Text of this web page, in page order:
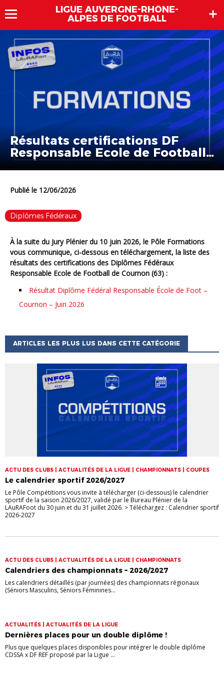
LIGUE AUVERGNE-RHÔNE-
ALPES DE FOOTBALL
Résultats certifications DF
Responsable Ecole de Football
– Juin 2026
Publié le 12/06/2026
Diplômes Fédéraux
À la suite du Jury Plénier du 10 juin 2026, le Pôle Formations
vous communique, ci-dessous en téléchargement, la liste des
résultats des certifications des Diplômes Fédéraux
Responsable Ecole de Football de Cournon (63) :
Résultat Diplôme Fédéral Responsable École de Foot –
Cournon – Juin 2026
ARTICLES LES PLUS LUS DANS CETTE CATÉGORIE
ACTU DES CLUBS | ACTUALITÉS DE LA LIGUE | CHAMPIONNATS | COUPES
Le calendrier sportif 2026/2027
Le Pôle Compétitions vous invite à télécharger (ci-dessous) le calendrier
sportif de la saison 2026/2027, validé par le Bureau Plénier de la
LAuRAFoot du 30 juin et du 31 juillet 2026. > Téléchargez : Calendrier sportif
2026-2027
ACTU DES CLUBS | ACTUALITÉS DE LA LIGUE | CHAMPIONNATS
Calendriers des championnats – 2026/2027
Les calendriers détaillés (par journées) des championnats régionaux
(Séniors Masculins, Séniors Féminines...
ACTUALITÉS | ACTUALITÉS DE LA LIGUE
Dernières places pour un double diplôme !
Plus que quelques places disponibles pour intégrer le double diplôme
CDSSA x DF REF proposé par la Ligue ...